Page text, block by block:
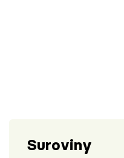
Suroviny